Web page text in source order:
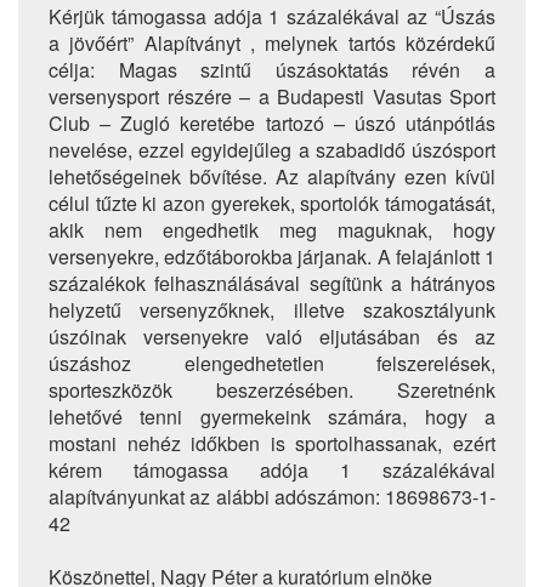
Kérjük támogassa adója 1 százalékával az “Úszás
a jövőért” Alapítványt , melynek tartós közérdekű
célja: Magas szintű úszásoktatás révén a
versenysport részére – a Budapesti Vasutas Sport
Club – Zugló keretébe tartozó – úszó utánpótlás
nevelése, ezzel egyidejűleg a szabadidő úszósport
lehetőségeinek bővítése. Az alapítvány ezen kívül
célul tűzte ki azon gyerekek, sportolók támogatását,
akik nem engedhetik meg maguknak, hogy
versenyekre, edzőtáborokba járjanak. A felajánlott 1
százalékok felhasználásával segítünk a hátrányos
helyzetű versenyzőknek, illetve szakosztályunk
úszóinak versenyekre való eljutásában és az
úszáshoz elengedhetetlen felszerelések,
sporteszközök beszerzésében. Szeretnénk
lehetővé tenni gyermekeink számára, hogy a
mostani nehéz időkben is sportolhassanak, ezért
kérem támogassa adója 1 százalékával
alapítványunkat az alábbi adószámon: 18698673-1-
42
Köszönettel, Nagy Péter a kuratórium elnöke